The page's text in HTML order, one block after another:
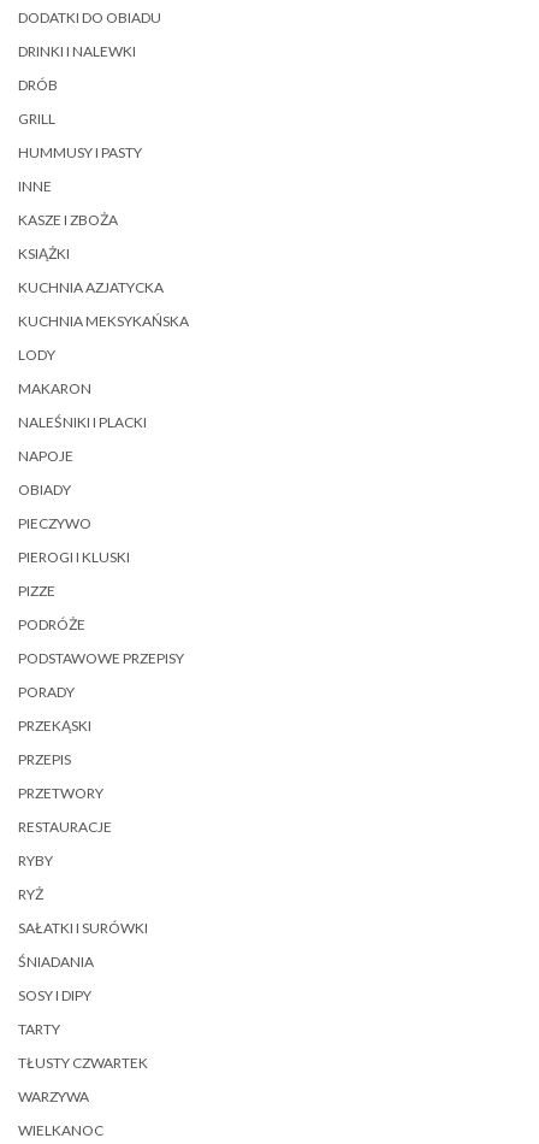
DODATKI DO OBIADU
DRINKI I NALEWKI
DRÓB
GRILL
HUMMUSY I PASTY
INNE
KASZE I ZBOŻA
KSIĄŻKI
KUCHNIA AZJATYCKA
KUCHNIA MEKSYKAŃSKA
LODY
MAKARON
NALEŚNIKI I PLACKI
NAPOJE
OBIADY
PIECZYWO
PIEROGI I KLUSKI
PIZZE
PODRÓŻE
PODSTAWOWE PRZEPISY
PORADY
PRZEKĄSKI
PRZEPIS
PRZETWORY
RESTAURACJE
RYBY
RYŻ
SAŁATKI I SURÓWKI
ŚNIADANIA
SOSY I DIPY
TARTY
TŁUSTY CZWARTEK
WARZYWA
WIELKANOC